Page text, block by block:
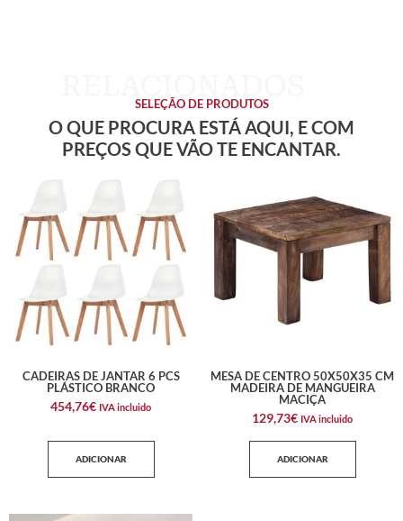
SELEÇÃO DE PRODUTOS
O QUE PROCURA ESTÁ AQUI, E COM
PREÇOS QUE VÃO TE ENCANTAR.
CADEIRAS DE JANTAR 6 PCS
PLÁSTICO BRANCO
454,76€ IVA incluido
ADICIONAR
MESA DE CENTRO 50X50X35 CM
MADEIRA DE MANGUEIRA
MACIÇA
129,73€ IVA incluido
ADICIONAR